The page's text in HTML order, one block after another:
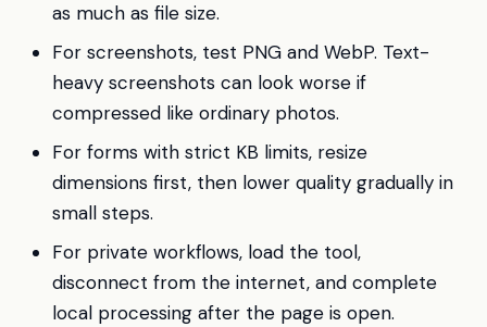
as much as file size.
For screenshots, test PNG and WebP. Text-
heavy screenshots can look worse if
compressed like ordinary photos.
For forms with strict KB limits, resize
dimensions first, then lower quality gradually in
small steps.
For private workflows, load the tool,
disconnect from the internet, and complete
local processing after the page is open.